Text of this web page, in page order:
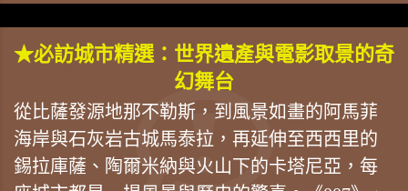
★必訪城市精選：世界遺產與電影取景的奇
幻舞台
從比薩發源地那不勒斯，到風景如畫的阿馬菲
海岸與石灰岩古城馬泰拉，再延伸至西西里的
錫拉庫薩、陶爾米納與火山下的卡塔尼亞，每